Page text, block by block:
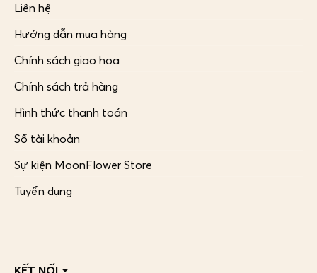
Liên hệ
Hướng dẫn mua hàng
Chính sách giao hoa
Chính sách trả hàng
Hình thức thanh toán
Số tài khoản
Sự kiện MoonFlower Store
Tuyển dụng